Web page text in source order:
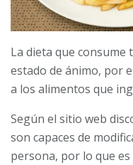
La dieta que consume
estado de ánimo, por
a los alimentos que
Según el sitio web
son capaces de
persona, por lo que